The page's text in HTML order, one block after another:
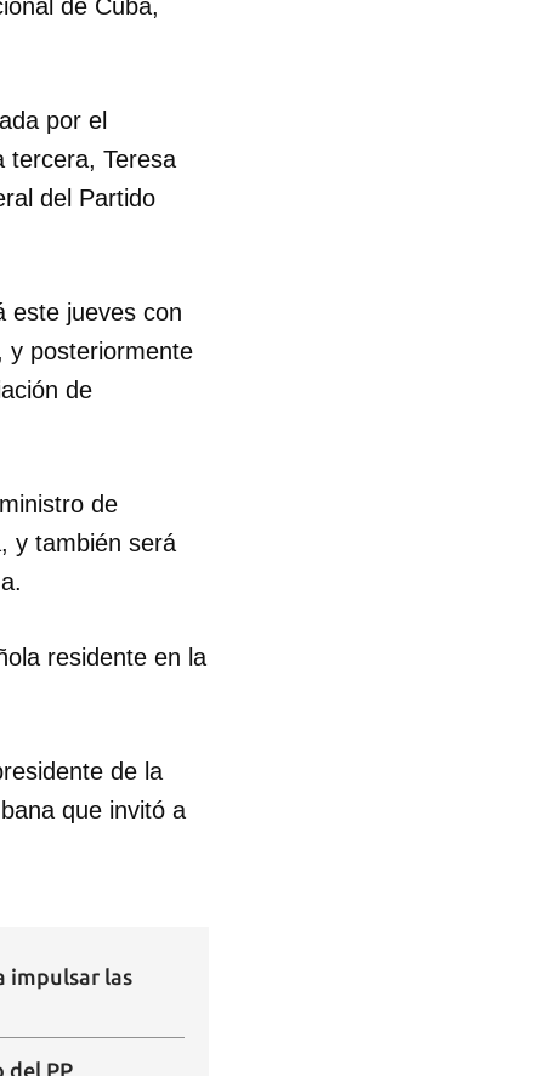
de Cuba,
por el
tercera, Teresa
del Partido
este jueves con
y posteriormente
de
de
y también será
residente en la
de la
que invitó a
impulsar las
del PP